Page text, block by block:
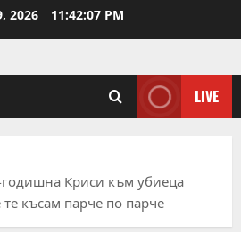
2026 11:42:07 PM
LIVE
годишна Криси към убиеца
късам парче по парче